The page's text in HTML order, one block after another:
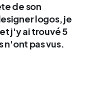
de son
logos, je
j'y ai trouvé 5
n'ont pas vus.